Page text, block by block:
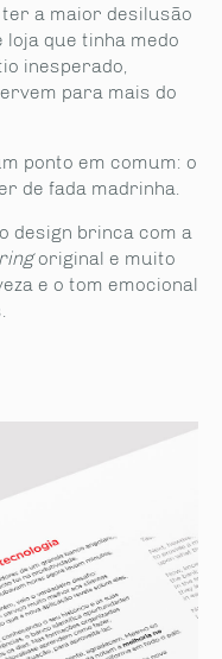
a maior desilusão
loja que tinha medo
inesperado,
para mais do
ponto em comum: o
de fada madrinha.
design brinca com a
original e muito
e o tom emocional